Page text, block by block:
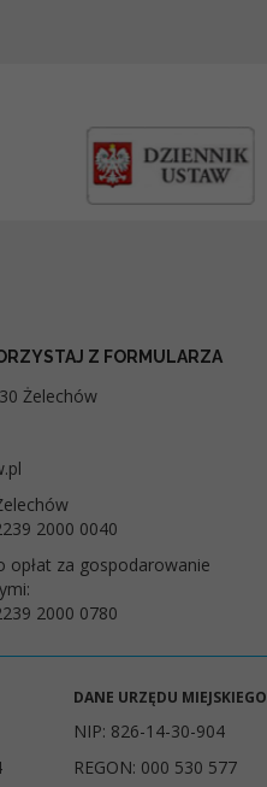
Z FORMULARZA
Żelechów
2000 0040
opłat za gospodarowanie
2000 0780
DANE URZĘDU MIEJSKIEGO
NIP: 826-14-30-904
REGON: 000 530 577